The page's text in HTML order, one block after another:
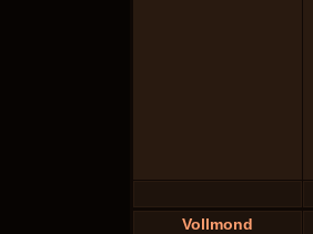
Vollmond